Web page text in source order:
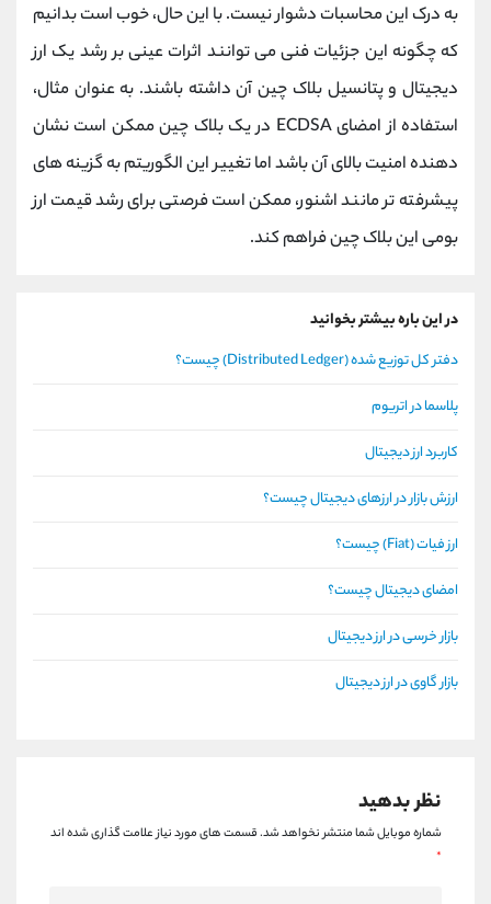
به درک این محاسبات دشوار نیست. با این حال، خوب است بدانیم
که چگونه این جزئیات فنی می توانند اثرات عینی بر رشد یک ارز
دیجیتال و پتانسیل بلاک چین آن داشته باشند. به عنوان مثال،
استفاده از امضای ECDSA در یک بلاک چین ممکن است نشان
دهنده امنیت بالای آن باشد اما تغییر این الگوریتم به گزینه های
پیشرفته تر مانند اشنور، ممکن است فرصتی برای رشد قیمت ارز
بومی این بلاک چین فراهم کند.
در این باره بیشتر بخوانید
دفتر کل توزیع شده (Distributed Ledger) چیست؟
پلاسما در اتریوم
کاربرد ارز دیجیتال
ارزش بازار در ارزهای دیجیتال چیست؟
ارز فیات (Fiat) چیست؟
امضای دیجیتال چیست؟
بازار خرسی در ارز دیجیتال
بازار گاوی در ارز دیجیتال
نظر بدهید
شماره موبایل شما منتشر نخواهد شد.قسمت های مورد نیاز علامت گذاری شده اند
*